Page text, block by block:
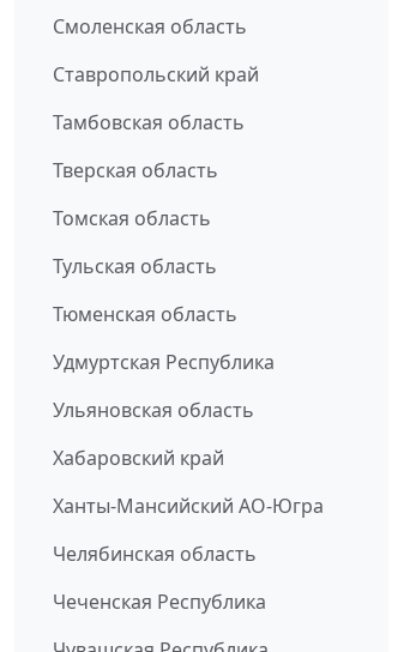
Смоленская область
Ставропольский край
Тамбовская область
Тверская область
Томская область
Тульская область
Тюменская область
Удмуртская Республика
Ульяновская область
Хабаровский край
Ханты-Мансийский АО-Югра
Челябинская область
Чеченская Республика